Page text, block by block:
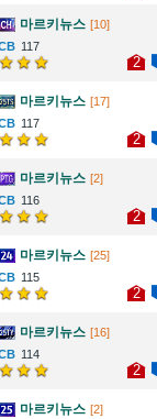
마르키뉴스 [10]
117
2
마르키뉴스 [17]
117
2
마르키뉴스 [2]
116
2
마르키뉴스 [25]
115
2
마르키뉴스 [16]
114
2
마르키뉴스 [2]